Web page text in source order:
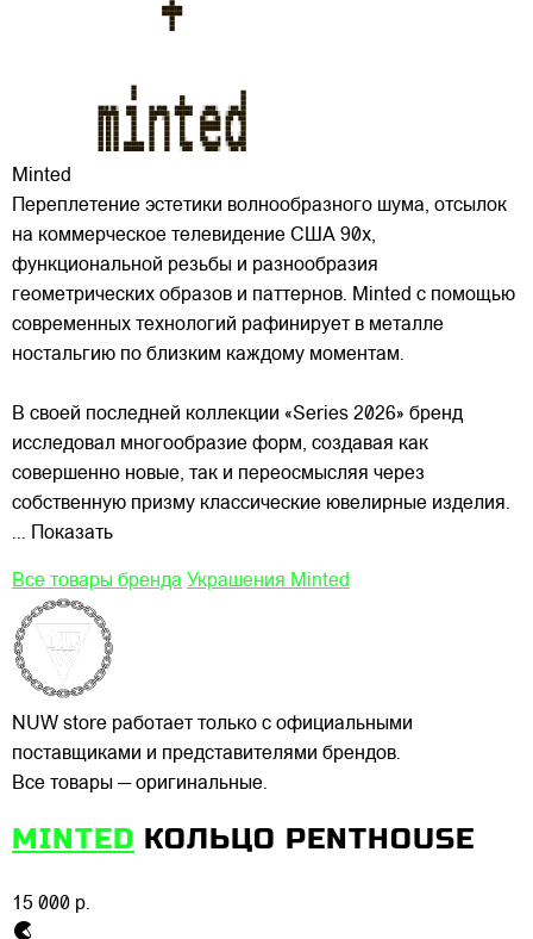
Minted
Переплетение эстетики волнообразного шума, отсылок
на коммерческое телевидение США 90х,
функциональной резьбы и разнообразия
геометрических образов и паттернов. Minted с помощью
современных технологий рафинирует в металле
ностальгию по близким каждому моментам.
В своей последней коллекции «Series 2026» бренд
исследовал многообразие форм, создавая как
совершенно новые, так и переосмысляя через
собственную призму классические ювелирные изделия.
... Показать
Все товары бренда Украшения Minted
NUW store работает только с официальными
поставщиками и представителями брендов.
Все товары — оригинальные.
MINTED КОЛЬЦО PENTHOUSE
15 000 р.